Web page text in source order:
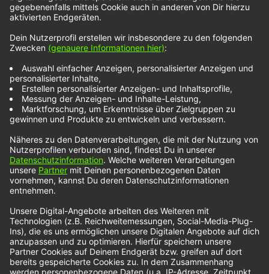
Wir benötigen Ihre Zustimmung, um
den YouTube Video-Service zu
Wir verwenden einen Service eines
Drittanbieters, um Videoinhalte einzubetten.
Dieser Service kann Daten zu Ihren Aktivitäten
stimmen Sie der Nutzung des Service zu, um
dieses Video anzusehen.
Mehr Informationen
Akzeptieren
powered byUsercentrics Consent Management
Platform